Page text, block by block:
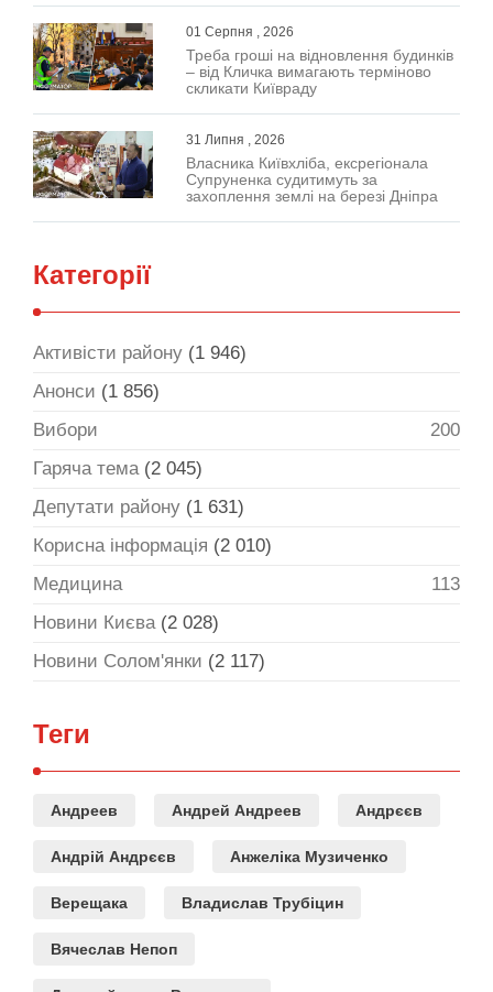
01 Серпня , 2026
Треба гроші на відновлення будинків
– від Кличка вимагають терміново
скликати Київраду
31 Липня , 2026
Власника Київхліба, ексрегіонала
Супруненка судитимуть за
захоплення землі на березі Дніпра
Категорії
Активісти району (1 946)
Анонси (1 856)
Вибори
200
Гаряча тема (2 045)
Депутати району (1 631)
Корисна інформація (2 010)
Медицина
113
Новини Києва (2 028)
Новини Солом'янки (2 117)
Теги
Андреев Андрей Андреев Андрєєв
Андрій Андрєєв Анжеліка Музиченко
Верещака Владислав Трубіцин
Вячеслав Непоп